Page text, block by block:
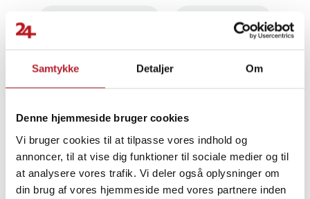
Samtykke Detaljer Om
Denne hjemmeside bruger cookies
Vi bruger cookies til at tilpasse vores indhold og
annoncer, til at vise dig funktioner til sociale medier og til
at analysere vores trafik. Vi deler også oplysninger om
din brug af vores hjemmeside med vores partnere inden
Sport & Træning
Træningsmaskiner & redskaber
Udsalg Træningsprodukter